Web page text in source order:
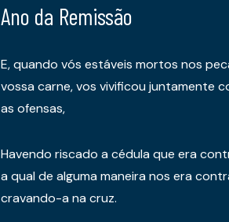
Ano da Remissão
E, quando vós estáveis mortos nos
vossa carne, vos vivificou juntamente
as ofensas,
Havendo riscado a cédula que era
a qual de alguma maneira nos era
cravando-a na cruz.